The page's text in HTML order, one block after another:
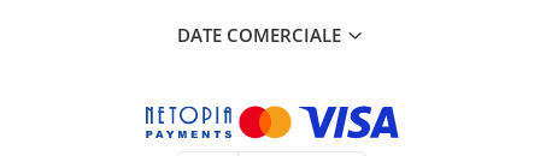
DATE COMERCIALE